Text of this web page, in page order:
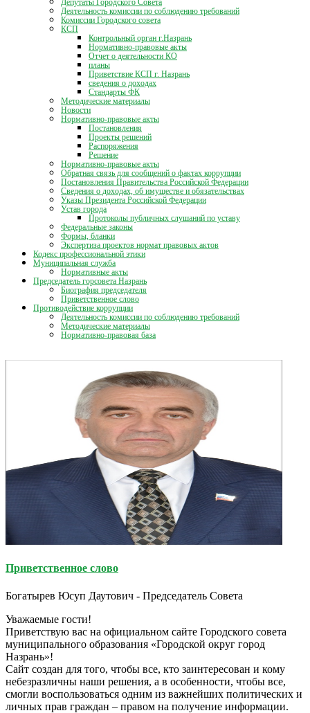
Депутаты Городского Совета
Деятельность комиссии по соблюдению требований
Комиссии Городского совета
КСП
Контрольный орган г.Назрань
Нормативно-правовые акты
Отчет о деятельности КО
планы
Приветствие КСП г. Назрань
сведения о доходах
Стандарты ФК
Методические материалы
Новости
Нормативно-правовые акты
Постановления
Проекты решений
Распоряжения
Решение
Нормативно-правовые акты
Обратная связь для сообщений о фактах коррупции
Постановления Правительства Российской Федерации
Сведения о доходах, об имуществе и обязательствах
Указы Президента Российской Федерации
Устав города
Протоколы публичных слушаний по уставу
Федеральные законы
Формы, бланки
Экспертиза проектов нормат правовых актов
Кодекс профессиональной этики
Муниципальная служба
Нормативные акты
Председатель горсовета Назрань
Биография председателя
Приветственное слово
Противодействие коррупции
Деятельность комиссии по соблюдению требований
Методические материалы
Нормативно-правовая база
Приветственное слово
Богатырев Юсуп Даутович - Председатель Совета
Уважаемые гости!
Приветствую вас на официальном сайте Городского совета
муниципального образования «Городской округ город
Назрань»!
Сайт создан для того, чтобы все, кто заинтересован и кому
небезразличны наши решения, а в особенности, чтобы все,
смогли воспользоваться одним из важнейших политических и
личных прав граждан – правом на получение информации.